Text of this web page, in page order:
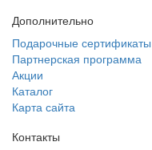
Дополнительно
Подарочные сертификаты
Партнерская программа
Акции
Каталог
Карта сайта
Контакты